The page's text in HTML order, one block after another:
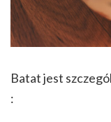
Batat jest
: